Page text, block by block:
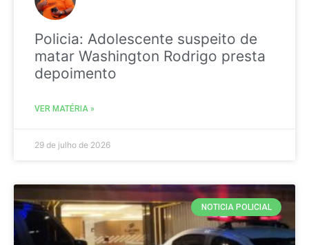
Policia: Adolescente suspeito de
matar Washington Rodrigo presta
depoimento
VER MATÉRIA »
29 de julho de 2026
NOTICIA POLICIAL